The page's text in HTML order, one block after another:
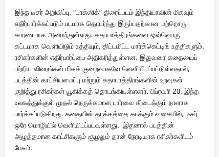
இந்த டீசர் அறிவிப்பு, “டாக்ஸிக்” திரைப்படம் இந்தியாவின் மிகவும்
எதிர்பார்க்கப்படும் படமாக தொடர்ந்து இருப்பதற்கான மற்றொரு
காரணமாக அமைந்துள்ளது. கதாபாத்திரங்களை ஒவ்வொரு
கட்டமாக வெளியிடும் உத்தியும், திட்டமிட்ட மார்க்கெட்டிங் உத்திகளும்,
ரசிகர்களின் எதிர்பார்ப்பை அதிகரித்துள்ளன. இதுவரை கதையைப்
பற்றிய விவரங்கள் மிகக் குறைவாகவே வெளியிடப்பட்டுள்ளதால்,
படத்தின் காட்சியமைப்பு மற்றும் கதாபாத்திரங்களின் உறவுகள்
குறித்து ரசிகர்கள் யூகிக்கத் தொடங்கியுள்ளனர். பிப்ரவரி 20, இந்த
உலகத்துக்குள் முதல் நெருக்கமான பார்வை கிடைக்கும் நாளாக
பார்க்கப்படுகிறது. கதையின் தாக்கத்தை காக்கும் வகையில், டீசர்
ஒரே மொழியில் வெளியிடப்படவுள்ளது. இதனால் படத்தின்
அழுத்தமான காட்சிகளும் சூழலும் தான் நேரடியாக ரசிகர்களிடம்
பேசும்.